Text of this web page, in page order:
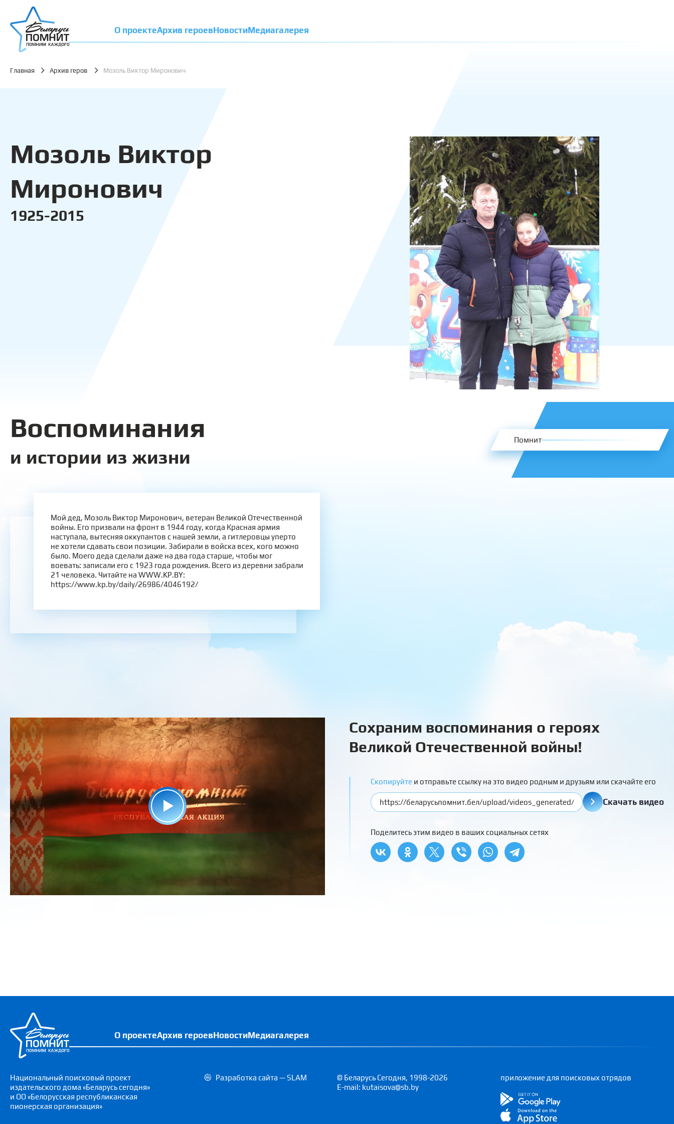
О проектеАрхив героевНовостиМедиагалерея
Главная Архив геров Мозоль Виктор Миронович
Мозоль Виктор
Миронович
1925-2015
Воспоминания
и истории из жизни
Помнит
Мой дед, Мозоль Виктор Миронович, ветеран Великой Отечественной
войны. Его призвали на фронт в 1944 году, когда Красная армия
наступала, вытесняя оккупантов c нашей земли, а гитлеровцы уперто
не хотели сдавать свои позиции. Забирали в войска всех, кого можно
было. Моего деда сделали даже на два года старше, чтобы мог
воевать: записали его с 1923 года рождения. Всего из деревни забрали
21 человека. Читайте на WWW.KP.BY:
https://www.kp.by/daily/26986/4046192/
Сохраним воспоминания о героях
Великой Отечественной войны!
Скопируйте и отправьте ссылку на это видео родным и друзьям или скачайте его
Скачать видео
Поделитесь этим видео в ваших социальных сетях
О проектеАрхив героевНовостиМедиагалерея
Национальный поисковый проект
издательского дома «Беларусь сегодня»
и ОО «Белорусская республиканская
пионерская организация»
Разработка сайта — SLAM
© Беларусь Сегодня, 1998-2026
E-mail: kutaisova@sb.by
приложение для поисковых отрядов